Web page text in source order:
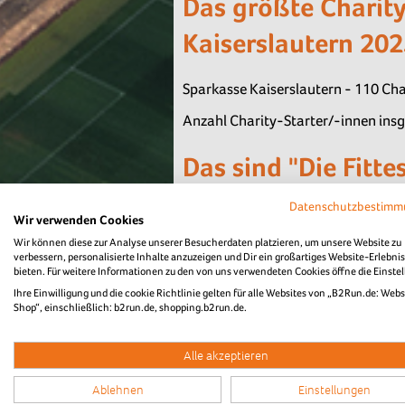
Das größte
Kaiserslautern
Sparkasse Kaiserslautern - 110
Anzahl Charity-Starter/-innen
Das sind "Die
Kaiserslautern
Wir verwenden Cookies
Wir können diese zur Analyse unserer Besucherdaten platzieren, um unsere Website zu
verbessern, personalisierte Inhalte anzuzeigen und Dir ein großartiges Website-
bieten. Für weitere Informationen zu den von uns verwendeten Cookies öffne die
Ihre Einwilligung und die cookie Richtlinie gelten für alle Websites von „B2Run.de:
Shop“, einschließlich: b2run.de, shopping.b2run.de.
Alle akzeptieren
Ablehnen Einstellungen